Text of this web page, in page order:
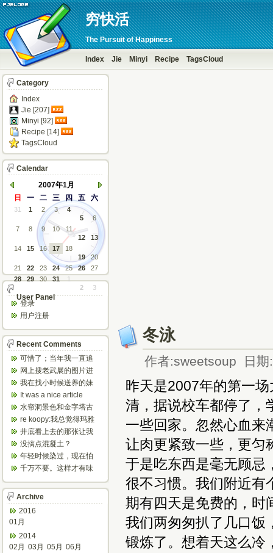
穷快活
The Pursuit of Happiness
Index Jie Minyi Recipe TagsCloud
冬泳
作者:sweetsoup 日期
昨天是2007年的第一
清，据说校车都停了，
一些回家。忽然心血来
让肉更紧致一些，更匀
于是吃东西是毫无顾忌
很不习惯。我们附近有
期有四天是免费的，时
我们两匆匆扒了几口饭
锻炼了。想着天这么冷
Category
Index
Jie [207]
Minyi [92]
Recipe [14]
TagsCloud
Calendar
2007年1月
日
一 二 三 四 五 六
31 1 2 3
4
5
6
7
8 9 10
11
12
13
14
15 16 17
18
19
20
21
22 23 24 25 26
27
28
29 30 31
1
2
3
User Panel
登录
用户注册
Recent Comments
可惜了；当年我一直追
着这个，看博主夫妇一
步步在多伦...
网上搜老武展的图片进
来了，一晃是你十年前
的帖子，时...
我在找小时候送养的妹
妹，有人QQ找我说找到
了匹配的...
It was a nice article
and...
水帘洞景色和金字塔古
迹都不错。
re koopy:我总觉得玛雅
人见过外星人。不然哪...
井底看上去的那张让我
想起了蝙蝠侠。。下棋
那张会不会...
没搞点混凝土？
年轻时候染过，现在怕
伤头发不敢染了。不过
千万不要。这样才有味
气场。
Archive
2016
01月
2014
02月 03月 05月 06月